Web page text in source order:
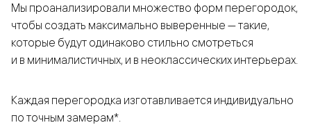
Мы проанализировали множество форм перегородок,
чтобы создать максимально выверенные — такие,
которые будут одинаково стильно смотреться
и в минималистичных, и в неоклассических интерьерах.
Каждая перегородка изготавливается индивидуально
по точным замерам*.